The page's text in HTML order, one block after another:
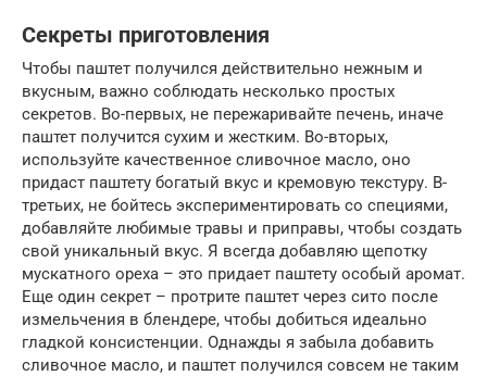
Секреты приготовления
Чтобы паштет получился действительно нежным и
вкусным, важно соблюдать несколько простых
секретов. Во-первых, не пережаривайте печень, иначе
паштет получится сухим и жестким. Во-вторых,
используйте качественное сливочное масло, оно
придаст паштету богатый вкус и кремовую текстуру. В-
третьих, не бойтесь экспериментировать со специями,
добавляйте любимые травы и приправы, чтобы создать
свой уникальный вкус. Я всегда добавляю щепотку
мускатного ореха – это придает паштету особый аромат.
Еще один секрет – протрите паштет через сито после
измельчения в блендере, чтобы добиться идеально
гладкой консистенции. Однажды я забыла добавить
сливочное масло, и паштет получился совсем не таким